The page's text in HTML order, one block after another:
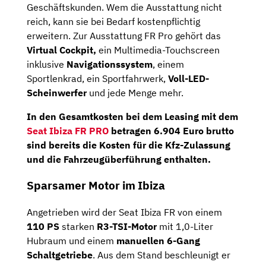
Geschäftskunden. Wem die Ausstattung nicht
reich, kann sie bei Bedarf kostenpflichtig
erweitern. Zur Ausstattung FR Pro gehört das
Virtual Cockpit, ein Multimedia-Touchscreen
inklusive Navigationssystem, einem
Sportlenkrad, ein Sportfahrwerk, Voll-LED-
Scheinwerfer und jede Menge mehr.
In den Gesamtkosten bei dem Leasing mit dem
Seat Ibiza FR PRO betragen 6.904 Euro brutto
sind bereits die Kosten für die Kfz-Zulassung
und die Fahrzeugüberführung enthalten.
Sparsamer Motor im Ibiza
Angetrieben wird der Seat Ibiza FR von einem
110 PS starken R3-TSI-Motormit 1,0-Liter
Hubraum und einem manuellen 6-Gang
Schaltgetriebe. Aus dem Stand beschleunigt er